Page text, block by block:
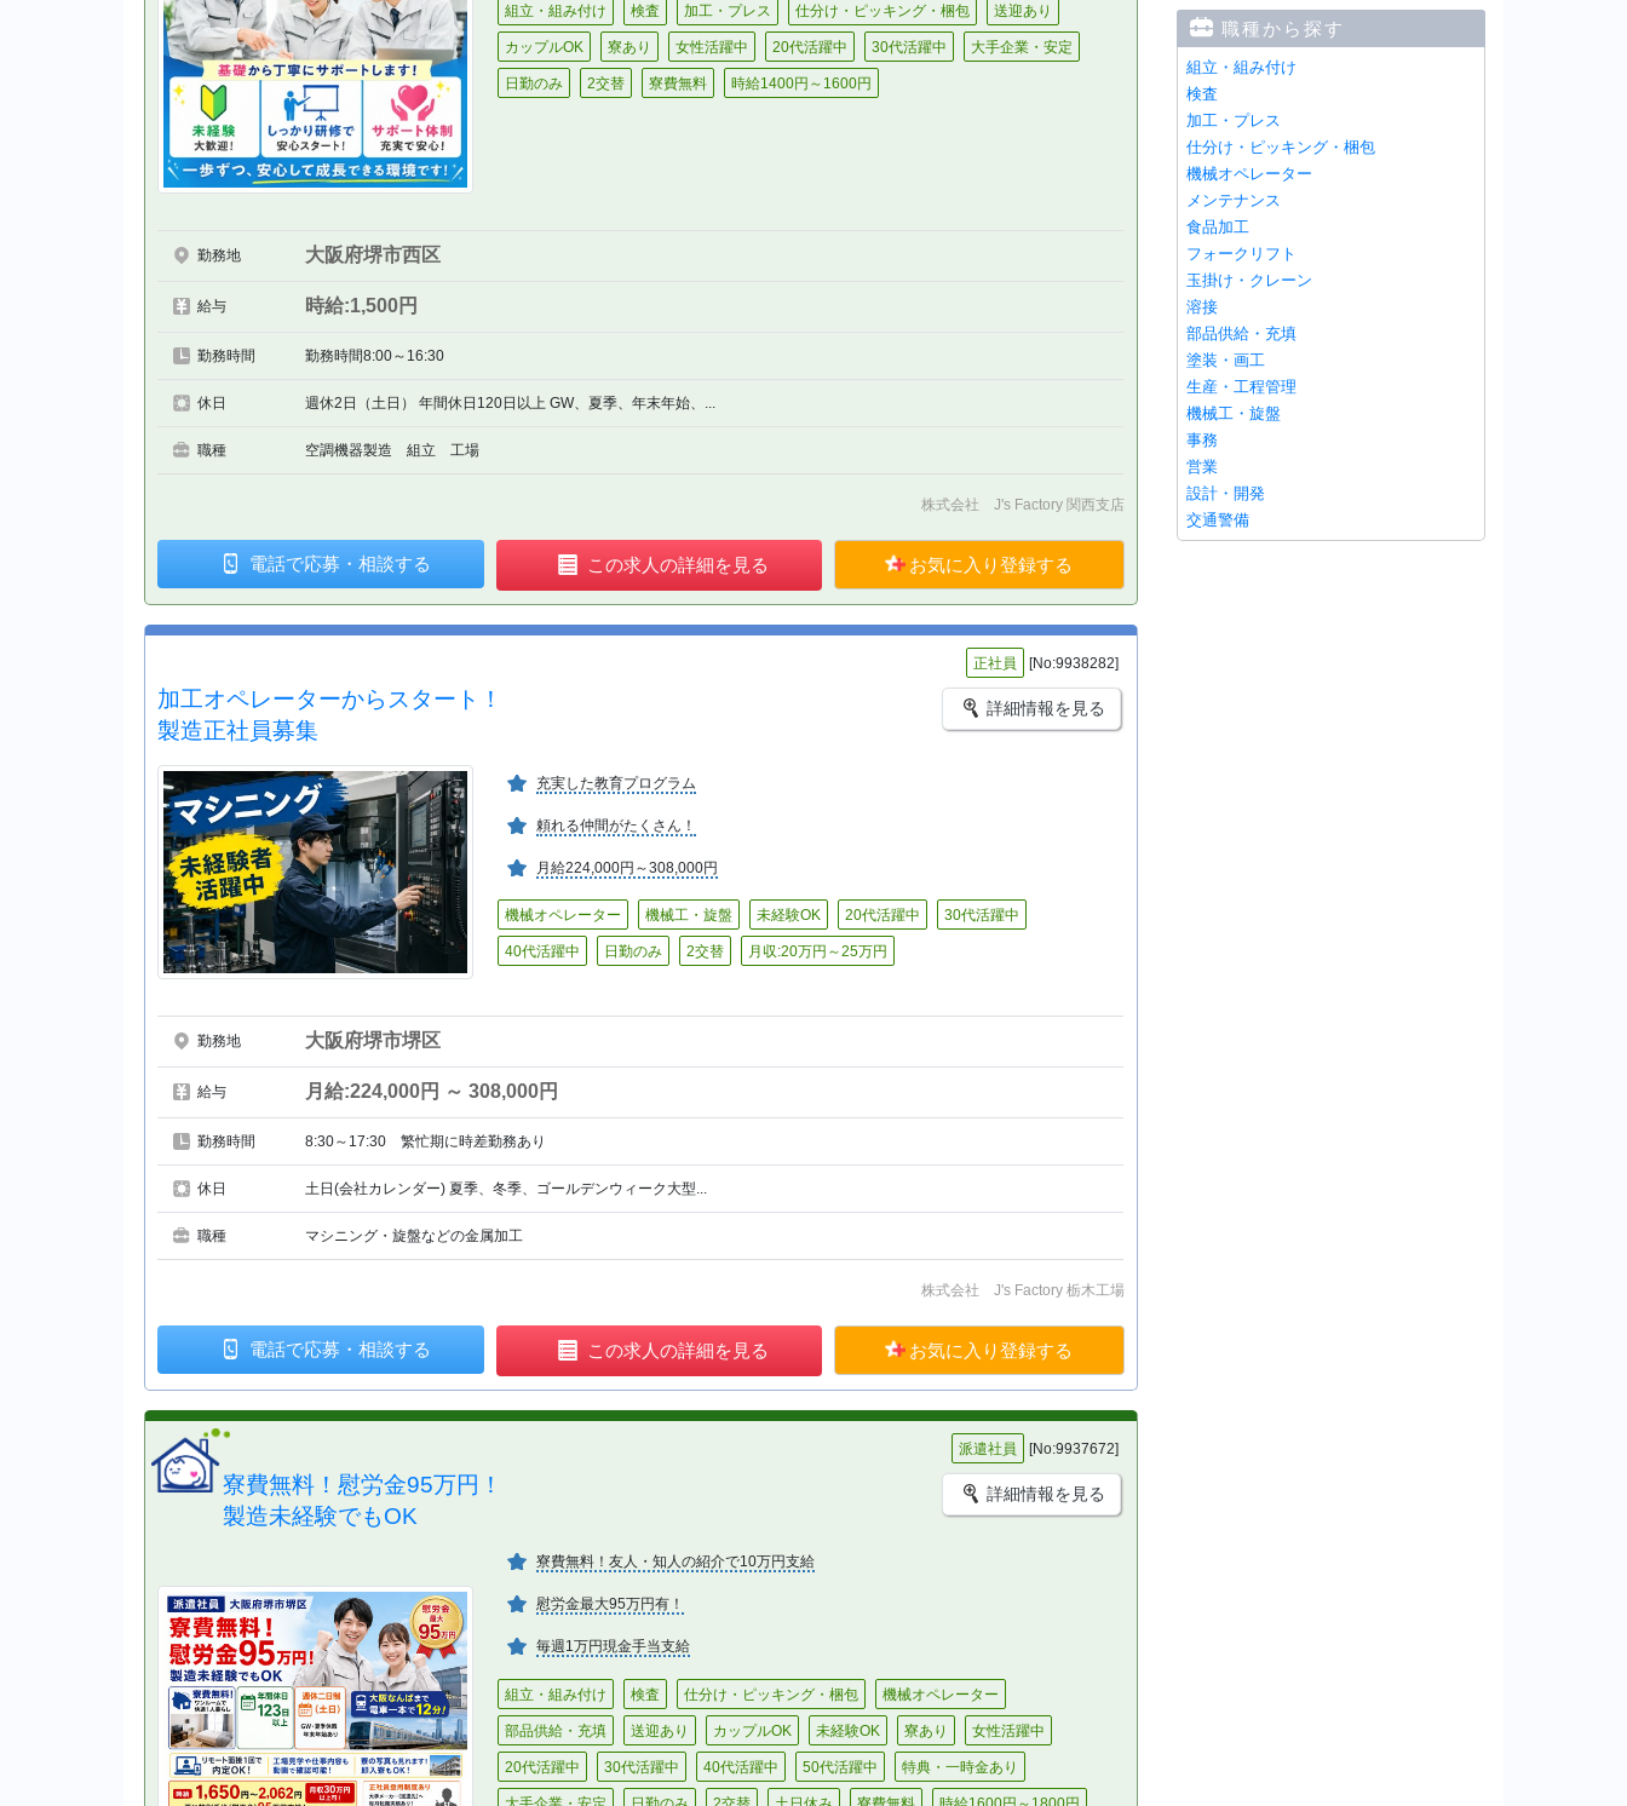
組立・組み付け 検査 加工・プレス 仕分け・ピッキング・梱包 送迎あり
カップルOK 寮あり 女性活躍中 20代活躍中 30代活躍中 大手企業・安定
日勤のみ 2交替 寮費無料 時給1400円～1600円
勤務地 大阪府堺市西区
給与 時給:1,500円
勤務時間 勤務時間8:00～16:30
休日 週休2日（土日） 年間休日120日以上 GW、夏季、年末年始、...
職種 空調機器製造 組立 工場
株式会社 J's Factory 関西支店
電話で応募・相談する この求人の詳細を見る お気に入り登録する
正社員 [No:9938282]
加工オペレーターからスタート！
製造正社員募集
詳細情報を見る
充実した教育プログラム
頼れる仲間がたくさん！
月給224,000円～308,000円
機械オペレーター 機械工・旋盤 未経験OK 20代活躍中 30代活躍中
40代活躍中 日勤のみ 2交替 月収:20万円～25万円
勤務地 大阪府堺市堺区
給与 月給:224,000円 ～ 308,000円
勤務時間 8:30～17:30 繁忙期に時差勤務あり
休日 土日(会社カレンダー) 夏季、冬季、ゴールデンウィーク大型...
職種 マシニング・旋盤などの金属加工
株式会社 J's Factory 栃木工場
電話で応募・相談する この求人の詳細を見る お気に入り登録する
派遣社員 [No:9937672]
寮費無料！慰労金95万円！
製造未経験でもOK
詳細情報を見る
寮費無料！友人・知人の紹介で10万円支給
慰労金最大95万円有！
毎週1万円現金手当支給
組立・組み付け 検査 仕分け・ピッキング・梱包 機械オペレーター
部品供給・充填 送迎あり カップルOK 未経験OK 寮あり 女性活躍中
20代活躍中 30代活躍中 40代活躍中 50代活躍中 特典・一時金あり
職種から探す
組立・組み付け
検査
加工・プレス
仕分け・ピッキング・梱包
機械オペレーター
メンテナンス
食品加工
フォークリフト
玉掛け・クレーン
溶接
部品供給・充填
塗装・画工
生産・工程管理
機械工・旋盤
事務
営業
設計・開発
交通警備